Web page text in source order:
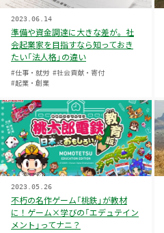
準備や資金調達に大きな差が。社
会起業家を目指すなら知っておき
たい「法人格」の違い
2023.06.14
#仕事・就労 #社会貢献・寄付
#起業・創業
不朽の名作ゲーム「桃鉄」が教材
に！ゲーム×学びの「エデュテイン
メント」ってナニ？
2023.05.26